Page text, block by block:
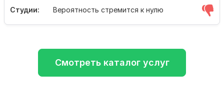
Студии: Вероятность стремится к нулю
Смотреть каталог услуг